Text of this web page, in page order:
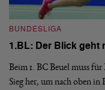
BUNDESLIGA
1.BL: Der Blick geht
Beim 1. BC Beuel muss
Sieg her, um nach oben in